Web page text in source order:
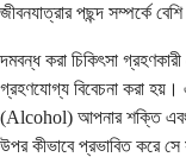
জীবনযাত্রার পছন্দ সম্পর্কে
দমবন্ধ করা চিকিৎসা
গ্রহণযোগ্য বিবেচনা করা
(Alcohol) আপনার শক্তি এবং
উপর কীভাবে প্রভাবিত করে